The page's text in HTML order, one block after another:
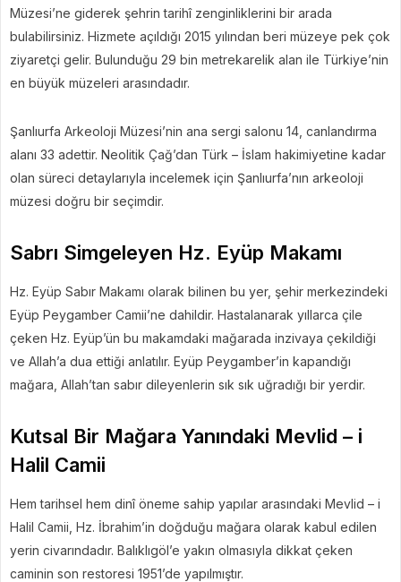
Müzesi’ne giderek şehrin tarihî zenginliklerini bir arada
bulabilirsiniz. Hizmete açıldığı 2015 yılından beri müzeye pek çok
ziyaretçi gelir. Bulunduğu 29 bin metrekarelik alan ile Türkiye’nin
en büyük müzeleri arasındadır.
Şanlıurfa Arkeoloji Müzesi’nin ana sergi salonu 14, canlandırma
alanı 33 adettir. Neolitik Çağ’dan Türk – İslam hakimiyetine kadar
olan süreci detaylarıyla incelemek için Şanlıurfa’nın arkeoloji
müzesi doğru bir seçimdir.
Sabrı Simgeleyen Hz. Eyüp Makamı
Hz. Eyüp Sabır Makamı olarak bilinen bu yer, şehir merkezindeki
Eyüp Peygamber Camii’ne dahildir. Hastalanarak yıllarca çile
çeken Hz. Eyüp’ün bu makamdaki mağarada inzivaya çekildiği
ve Allah’a dua ettiği anlatılır. Eyüp Peygamber’in kapandığı
mağara, Allah’tan sabır dileyenlerin sık sık uğradığı bir yerdir.
Kutsal Bir Mağara Yanındaki Mevlid – i
Halil Camii
Hem tarihsel hem dinî öneme sahip yapılar arasındaki Mevlid – i
Halil Camii, Hz. İbrahim’in doğduğu mağara olarak kabul edilen
yerin civarındadır. Balıklıgöl’e yakın olmasıyla dikkat çeken
caminin son restoresi 1951’de yapılmıştır.